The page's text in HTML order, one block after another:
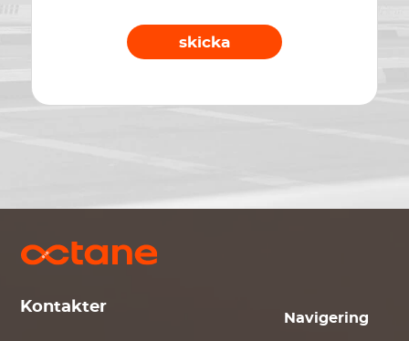
skicka
Kontakter
Navigering